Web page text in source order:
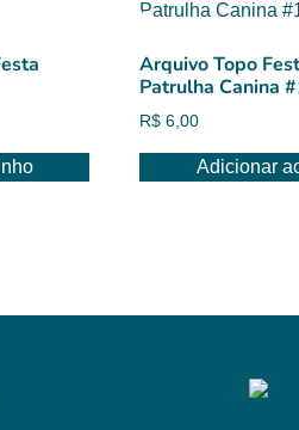
Arquivo Topo
Patrulha Canina
R$ 6,00
Adicionar